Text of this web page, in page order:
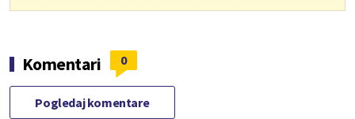
Komentari 0
Pogledaj komentare